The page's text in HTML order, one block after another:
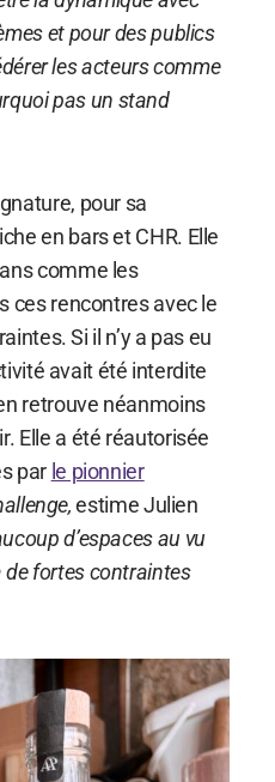
et pour des publics
les acteurs comme
pas un stand
pour sa
en bars et CHR. Elle
comme les
ces rencontres avec le
Si il n’y a pas eu
avait été interdite
retrouve néanmoins
Elle a été réautorisée
par le pionnier
estime Julien
d’espaces au vu
fortes contraintes